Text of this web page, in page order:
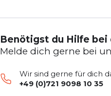
Benötigst du Hilfe bei
Melde dich gerne bei
Wir sind gerne für dich
+49 (0)721 9098 10 35